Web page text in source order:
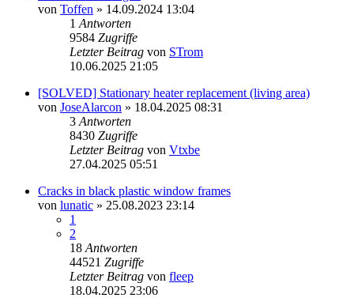
von Toffen » 14.09.2024 13:04
1 Antworten
9584 Zugriffe
Letzter Beitrag von STrom
10.06.2025 21:05
[SOLVED] Stationary heater replacement (living area)
von JoseAlarcon » 18.04.2025 08:31
3 Antworten
8430 Zugriffe
Letzter Beitrag von Vtxbe
27.04.2025 05:51
Cracks in black plastic window frames
von lunatic » 25.08.2023 23:14
1
2
18 Antworten
44521 Zugriffe
Letzter Beitrag von fleep
18.04.2025 23:06